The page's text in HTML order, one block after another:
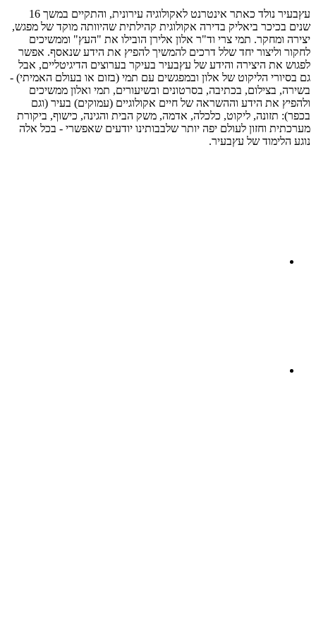
עץבעיר נולד כאתר אינטרנט לאקולוגיה עירונית, והתקיים במשך 16
שנים בכיכר ביאליק בדירה אקולוגית קהילתית שהיוותה מוקד של מפגש,
יצירה ומחקר. תמי צרי וד"ר אלון אלירן הובילו את "העץ" וממשיכים
לחקור וליצור יחד שלל דרכים להמשיך להפיץ את הידע שנאסף. אפשר
לפגוש את היצירה והידע של עץבעיר בעיקר בערוצים הדיגיטליים, אבל
גם בסיורי הליקוט של אלון ובמפגשים עם תמי (בזום או בעולם האמיתי) -
בשירה, בצילום, בכתיבה, בסרטונים ובשיעורים, תמי ואלון ממשיכים
ולהפיץ את הידע וההשראה של חיים אקולוגיים (עמוקים) בעיר (וגם
בכפר): תזונה, ליקוט, כלכלה, אדמה, משק הבית והגינה, כישוף, ביקורת
מערכתית וחזון לעולם יפה יותר שלבבותינו יודעים שאפשרי - בכל אלה
נוגע הלימוד של עץבעיר.